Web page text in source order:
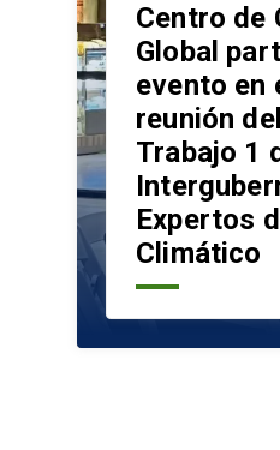
Centro de
Global
evento en
reunión
Trabajo 1
Expertos
Climático